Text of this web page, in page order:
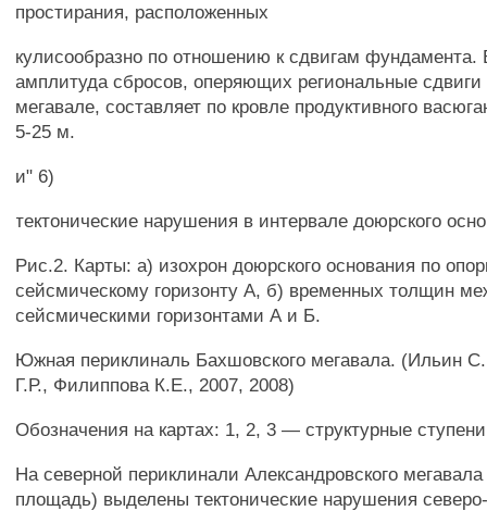
простирания, расположенных
кулисообразно по отношению к сдвигам фундамента.
амплитуда сбросов, оперяющих региональные
мегавале, составляет по кровле продуктивного
5-25 м.
и" 6)
тектонические нарушения в интервале доюрского
Рис.2. Карты: а) изохрон доюрского основания по
сейсмическому горизонту А, б) временных толщин
сейсмическими горизонтами А и Б.
Южная периклиналь Бахшовского мегавала. (Ильин
Г.Р., Филиппова К.Е., 2007, 2008)
Обозначения на картах: 1, 2, 3 — структурные ступени
На северной периклинали Александровского
площадь) выделены тектонические нарушения